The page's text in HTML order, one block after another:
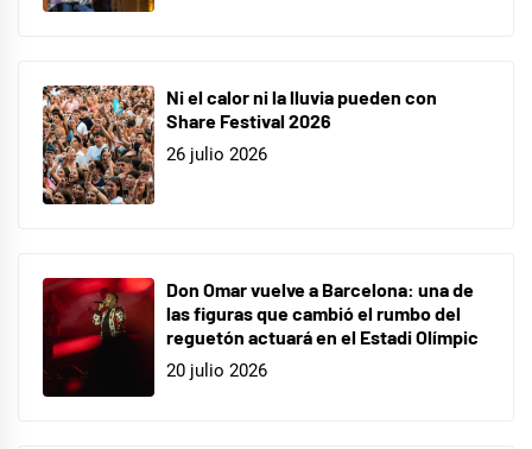
Pedralbes
Pedacitos
de
ti
Ni el calor ni la lluvia pueden con
Share Festival 2026
26 julio 2026
Don Omar vuelve a Barcelona: una de
las figuras que cambió el rumbo del
reguetón actuará en el Estadi Olímpic
20 julio 2026